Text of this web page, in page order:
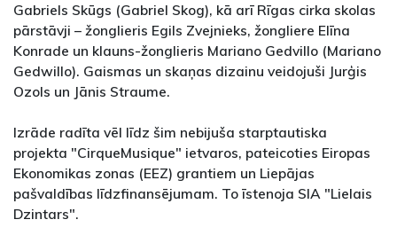
Gabriels Skūgs (Gabriel Skog), kā arī Rīgas cirka skolas
pārstāvji – žonglieris Egils Zvejnieks, žongliere Elīna
Konrade un klauns-žonglieris Mariano Gedvillo (Mariano
Gedwillo). Gaismas un skaņas dizainu veidojuši Jurģis
Ozols un Jānis Straume.
Izrāde radīta vēl līdz šim nebijuša starptautiska
projekta "CirqueMusique" ietvaros, pateicoties Eiropas
Ekonomikas zonas (EEZ) grantiem un Liepājas
pašvaldības līdzfinansējumam. To īstenoja SIA "Lielais
Dzintars".